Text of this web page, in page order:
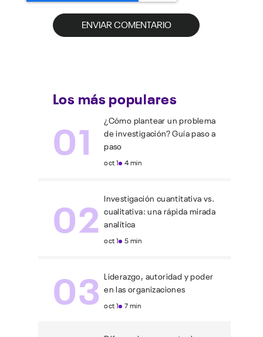
Los más populares
01
¿Cómo plantear un problema
de investigación? Guía paso a
paso
oct 1 4 min
02
Investigación cuantitativa vs.
cualitativa: una rápida mirada
analítica
oct 1 5 min
03 Liderazgo, autoridad y poder
en las organizaciones
oct 1 7 min